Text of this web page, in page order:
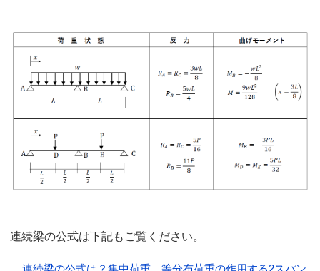
連続梁の公式は下記もご覧ください。
連続梁の公式は？集中荷重、等分布荷重の作用する2スパン